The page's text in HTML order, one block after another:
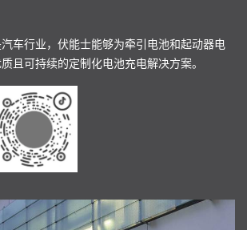
车行业，伏能士能够为牵引电池和起动器电
且可持续的定制化电池充电解决方案。